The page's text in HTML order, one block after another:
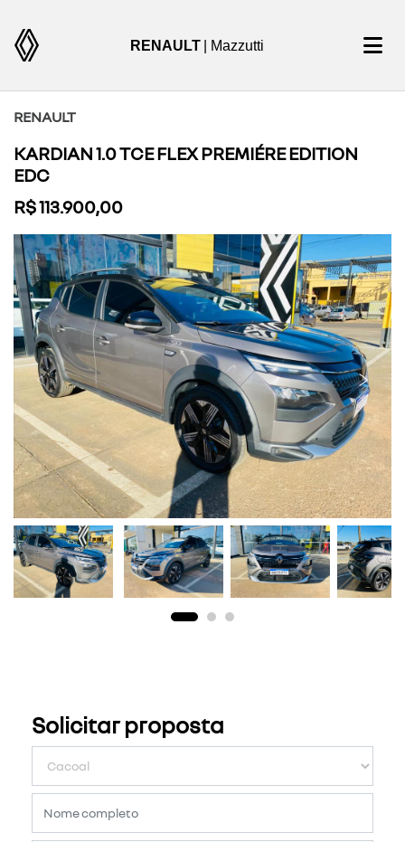
RENAULT | Mazzutti
RENAULT
KARDIAN 1.0 TCE FLEX PREMIÉRE EDITION
EDC
R$ 113.900,00
Previous Next
Solicitar proposta